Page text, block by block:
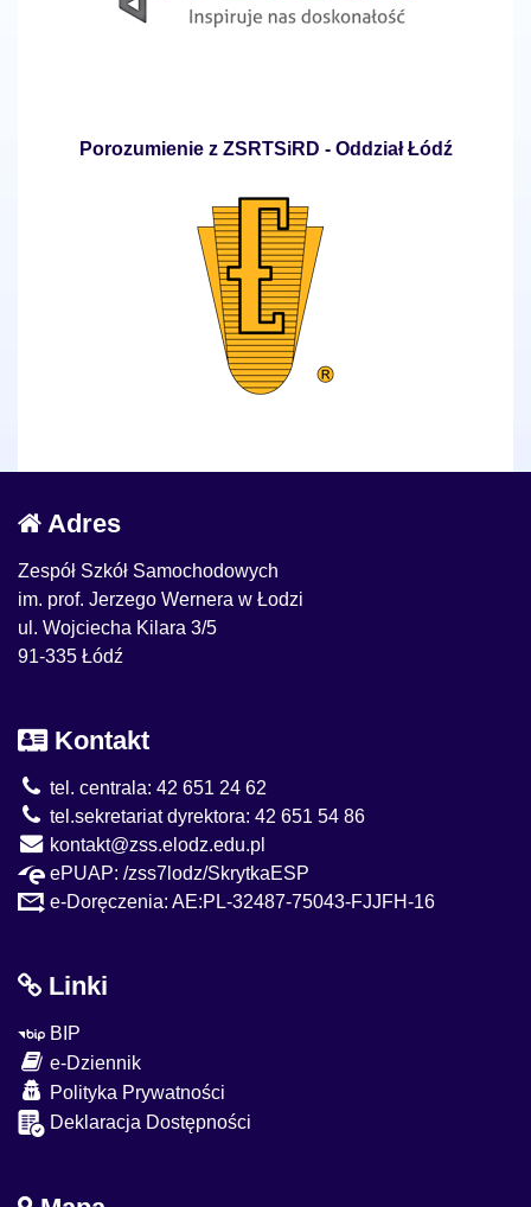
Porozumienie z ZSRTSiRD - Oddział Łódź
Adres
Zespół Szkół Samochodowych
im. prof. Jerzego Wernera w Łodzi
ul. Wojciecha Kilara 3/5
91-335 Łódź
Kontakt
tel. centrala: 42 651 24 62
tel.sekretariat dyrektora: 42 651 54 86
kontakt@zss.elodz.edu.pl
ePUAP: /zss7lodz/SkrytkaESP
e-Doręczenia: AE:PL-32487-75043-FJJFH-16
Linki
BIP
e-Dziennik
Polityka Prywatności
Deklaracja Dostępności